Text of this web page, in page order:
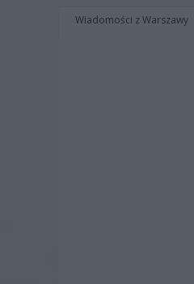
Wiadomości z Warszawy